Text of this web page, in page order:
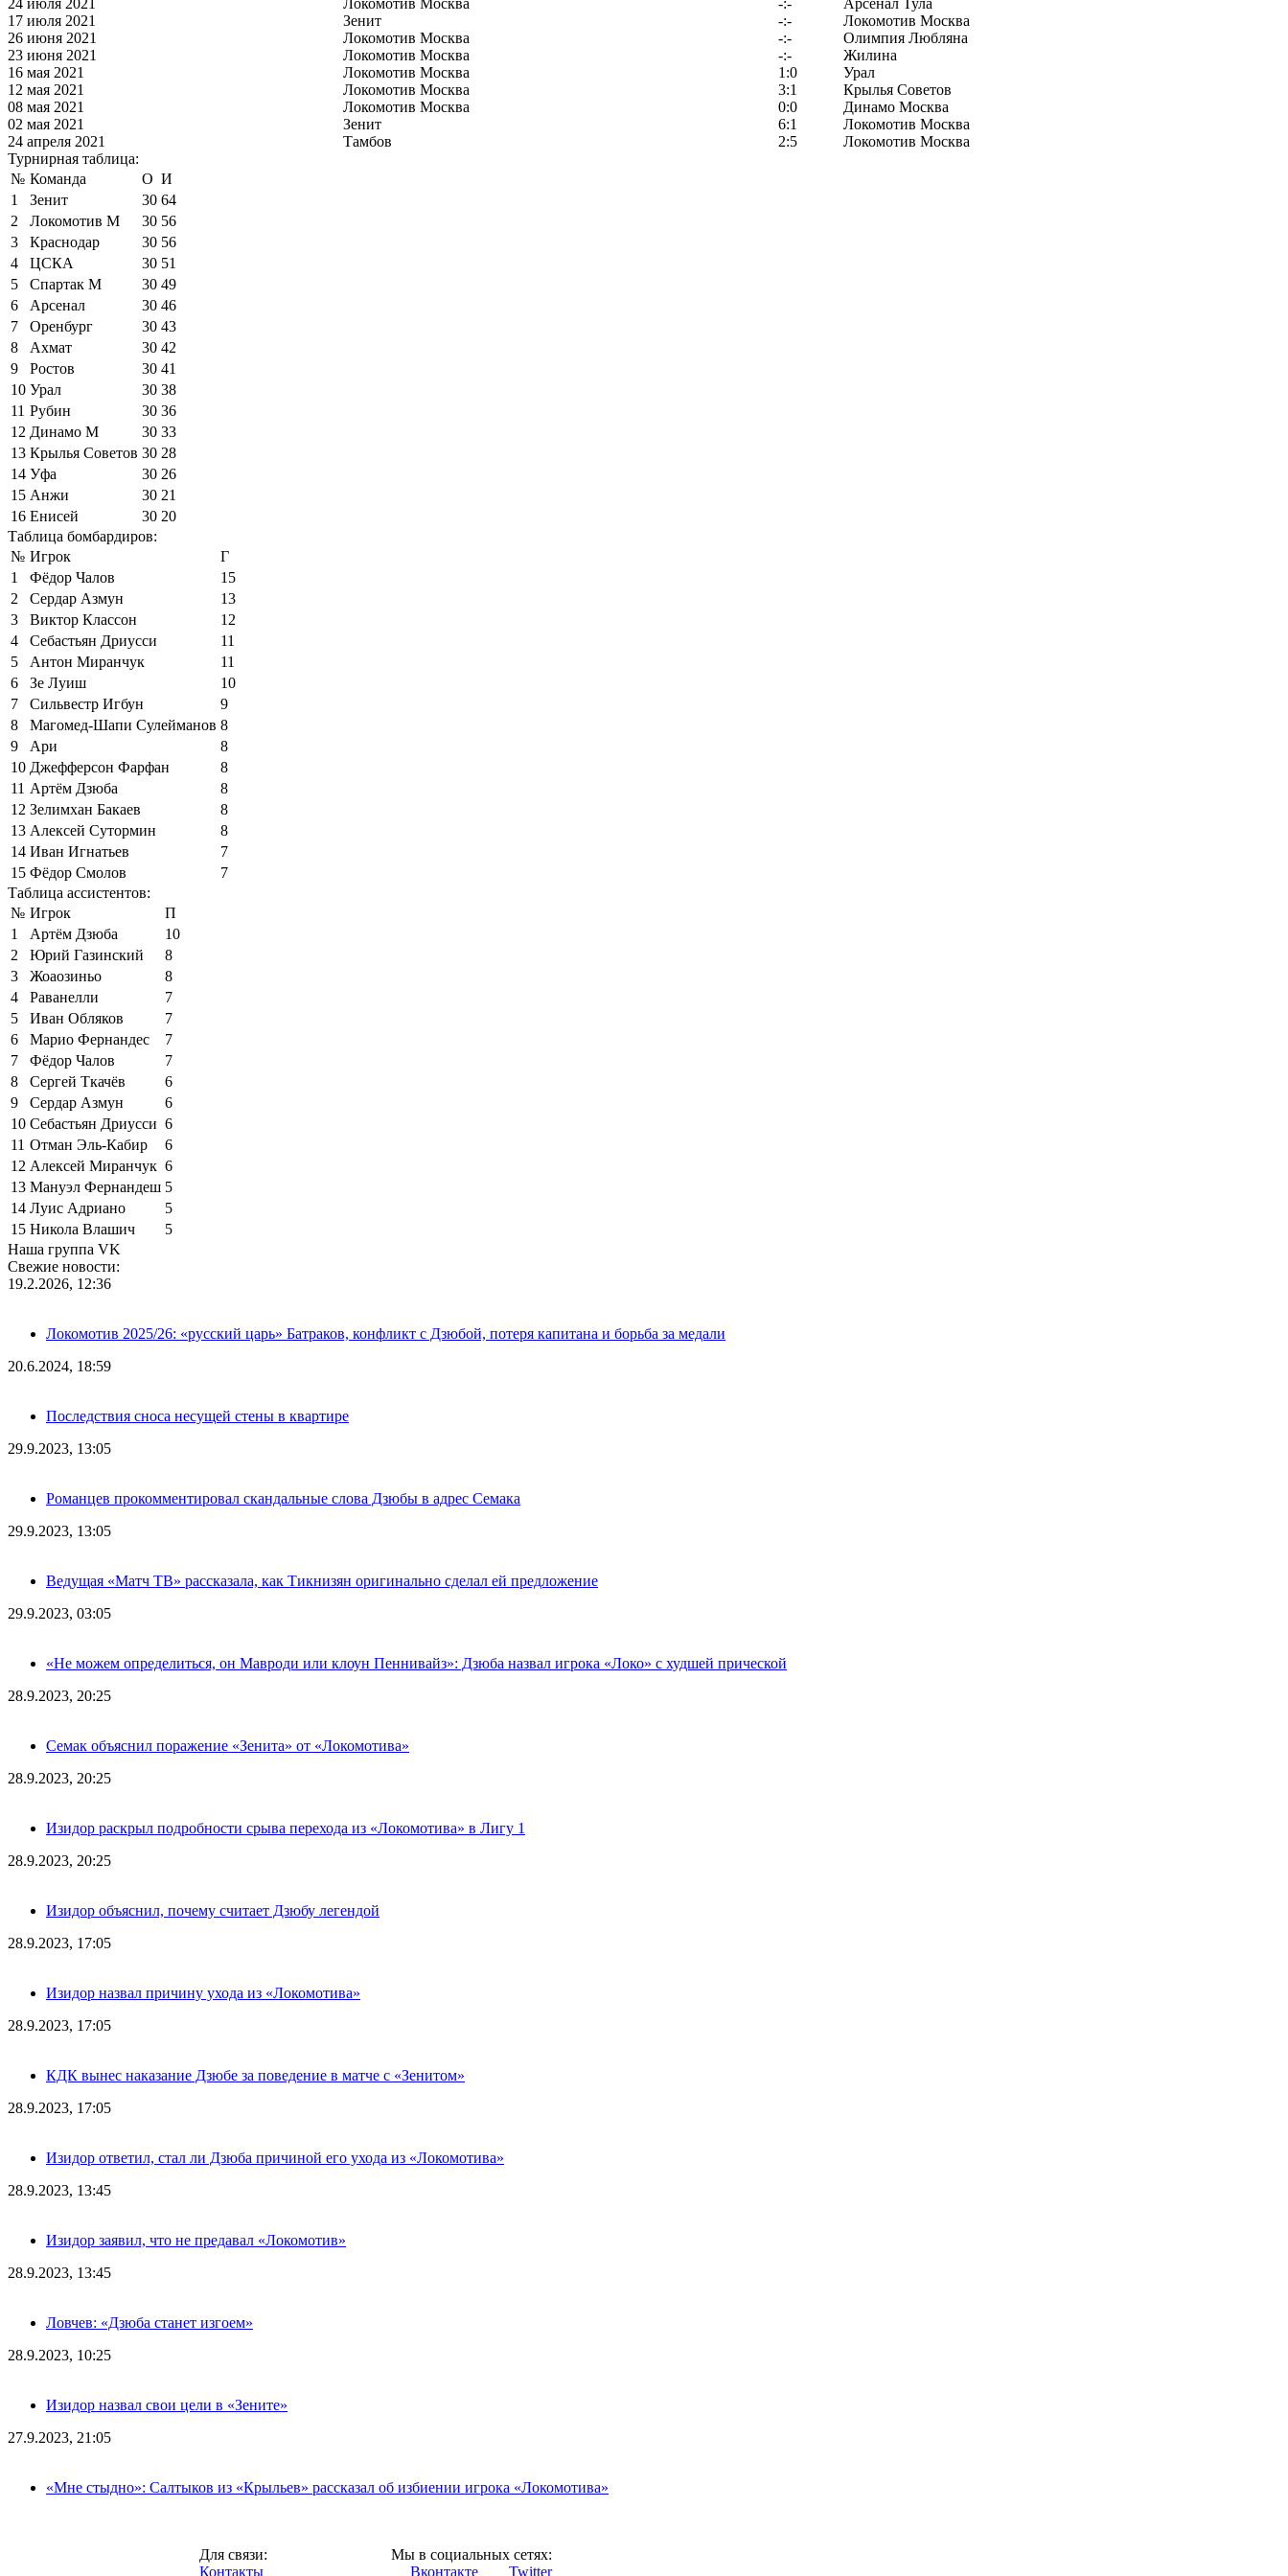
17 июля 2021
Зенит -:-
Локомотив Москва
26 июня 2021
Локомотив Москва -:-
Олимпия Любляна
23 июня 2021
Локомотив Москва -:-
Жилина
16 мая 2021
Локомотив Москва 1:0
Урал
12 мая 2021
Локомотив Москва 3:1
Крылья Советов
08 мая 2021
Локомотив Москва 0:0
Динамо Москва
02 мая 2021
Зенит 6:1
Локомотив Москва
24 апреля 2021
Тамбов 2:5
Локомотив Москва
Турнирная таблица:
№ Команда О И
1
Зенит 30 64
2
Локомотив М 30 56
3
Краснодар 30 56
4
ЦСКА 30 51
5
Спартак М 30 49
6
Арсенал 30 46
7
Оренбург 30 43
8
Ахмат 30 42
9
Ростов 30 41
10 Урал 30 38
11 Рубин 30 36
12 Динамо М 30 33
13 Крылья Советов 30 28
14 Уфа 30 26
15 Анжи 30 21
16 Енисей 30 20
Таблица бомбардиров:
№ Игрок
Г
1
Фёдор Чалов
15
2
Сердар Азмун
13
3
Виктор Классон
12
4
Себастьян Дриусси
11
5
Антон Миранчук
11
6
Зе Луиш
10
7
Сильвестр Игбун
9
8
Магомед-Шапи Сулейманов 8
9
Ари
8
10 Джефферсон Фарфан
8
11 Артём Дзюба
8
12 Зелимхан Бакаев
8
13 Алексей Сутормин
8
14 Иван Игнатьев
7
15 Фёдор Смолов
7
Таблица ассистентов:
№ Игрок
П
1
Артём Дзюба
10
2
Юрий Газинский
8
3
Жоаозиньо
8
4
Раванелли
7
5
Иван Обляков
7
6
Марио Фернандес
7
7
Фёдор Чалов
7
8
Сергей Ткачёв
6
9
Сердар Азмун
6
10 Себастьян Дриусси 6
11 Отман Эль-Кабир
6
12 Алексей Миранчук 6
13 Мануэл Фернандеш 5
14 Луис Адриано
5
15 Никола Влашич
5
Наша группа VK
Свежие новости:
19.2.2026, 12:36
Локомотив 2025/26: «русский царь» Батраков, конфликт с Дзюбой, потеря капитана и борьба за медали
20.6.2024, 18:59
Последствия сноса несущей стены в квартире
29.9.2023, 13:05
Романцев прокомментировал скандальные слова Дзюбы в адрес Семака
29.9.2023, 13:05
Ведущая «Матч ТВ» рассказала, как Тикнизян оригинально сделал ей предложение
29.9.2023, 03:05
«Не можем определиться, он Мавроди или клоун Пеннивайз»: Дзюба назвал игрока «Локо» с худшей прической
28.9.2023, 20:25
Семак объяснил поражение «Зенита» от «Локомотива»
28.9.2023, 20:25
Изидор раскрыл подробности срыва перехода из «Локомотива» в Лигу 1
28.9.2023, 20:25
Изидор объяснил, почему считает Дзюбу легендой
28.9.2023, 17:05
Изидор назвал причину ухода из «Локомотива»
28.9.2023, 17:05
КДК вынес наказание Дзюбе за поведение в матче с «Зенитом»
28.9.2023, 17:05
Изидор ответил, стал ли Дзюба причиной его ухода из «Локомотива»
28.9.2023, 13:45
Изидор заявил, что не предавал «Локомотив»
28.9.2023, 13:45
Ловчев: «Дзюба станет изгоем»
28.9.2023, 10:25
Изидор назвал свои цели в «Зените»
27.9.2023, 21:05
«Мне стыдно»: Салтыков из «Крыльев» рассказал об избиении игрока «Локомотива»
Для связи:
Контакты
Мы в социальных сетях:
Вконтакте
Twitter